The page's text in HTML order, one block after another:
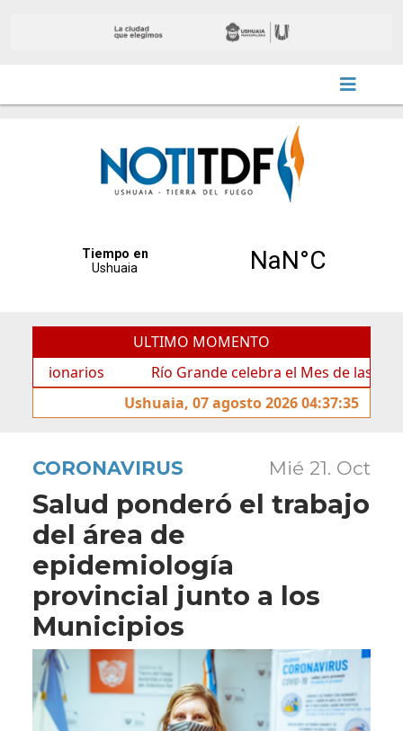
ULTIMO MOMENTO
Río Grande celebra el Mes de las Infancias
Ushuaia, 07 agosto 2026 04:37:35
CORONAVIRUS Mié 21. Oct
Salud ponderó el trabajo
del área de
epidemiología
provincial junto a los
Municipios